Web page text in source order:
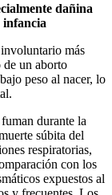
dañina
infancia
más
de un aborto
peso al nacer, lo
durante la
súbita del
respiratorias,
con los
expuestos al